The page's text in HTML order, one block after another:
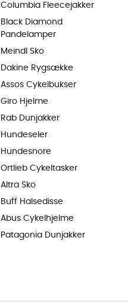
Columbia Fleecejakker
Black Diamond
Pandelamper
Meindl Sko
Dakine Rygsække
Assos Cykelbukser
Giro Hjelme
Rab Dunjakker
Hundeseler
Hundesnore
Ortlieb Cykeltasker
Altra Sko
Buff Halsedisse
Abus Cykelhjelme
Patagonia Dunjakker